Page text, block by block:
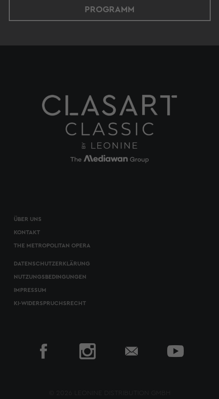
PROGRAMM
ÜBER UNS
KONTAKT
THE METROPOLITAN OPERA
DATENSCHUTZERKLÄRUNG
NUTZUNGSBEDINGUNGEN
IMPRESSUM
KI-WIDERSPRUCHSRECHT